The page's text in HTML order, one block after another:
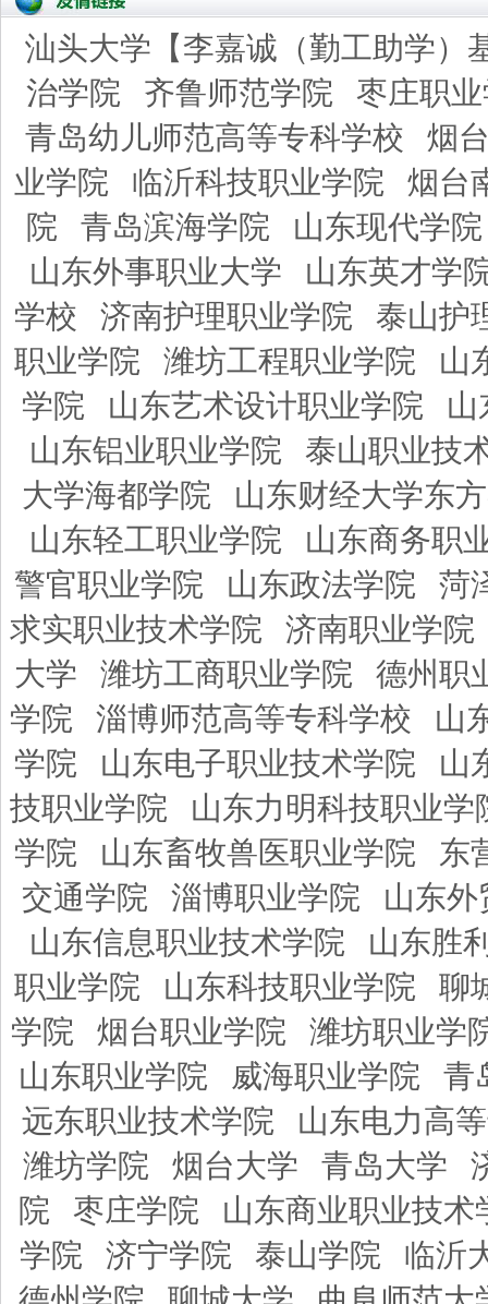
汕头大学【李嘉诚（勤工助学）
治学院
齐鲁师范学院
枣庄职
青岛幼儿师范高等专科学校
烟
业学院
临沂科技职业学院
烟台
院
青岛滨海学院
山东现代学院
山东外事职业大学
山东英才学
学校
济南护理职业学院
泰山护
职业学院
潍坊工程职业学院
山
学院
山东艺术设计职业学院
山
山东铝业职业学院
泰山职业技
大学海都学院
山东财经大学东
山东轻工职业学院
山东商务职
警官职业学院
山东政法学院
菏
求实职业技术学院
济南职业学院
大学
潍坊工商职业学院
德州职
学院
淄博师范高等专科学校
山
学院
山东电子职业技术学院
山
技职业学院
山东力明科技职业学
学院
山东畜牧兽医职业学院
东
交通学院
淄博职业学院
山东外
山东信息职业技术学院
山东胜
职业学院
山东科技职业学院
聊
学院
烟台职业学院
潍坊职业学
山东职业学院
威海职业学院
青
远东职业技术学院
山东电力高
潍坊学院
烟台大学 青岛大学
院
枣庄学院
山东商业职业技术
学院
济宁学院 泰山学院
临沂